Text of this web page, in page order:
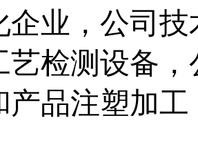
企业，公司
艺检测设备
产品注塑加工